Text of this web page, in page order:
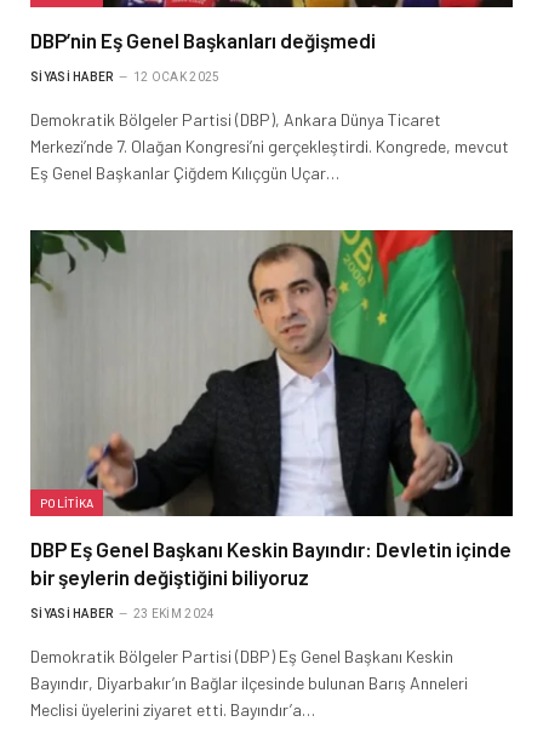
DBP’nin Eş Genel Başkanları değişmedi
SIYASI HABER 12 OCAK 2025
Demokratik Bölgeler Partisi (DBP), Ankara Dünya Ticaret
Merkezi’nde 7. Olağan Kongresi’ni gerçekleştirdi. Kongrede, mevcut
Eş Genel Başkanlar Çiğdem Kılıçgün Uçar…
POLITIKA
DBP Eş Genel Başkanı Keskin Bayındır: Devletin içinde
bir şeylerin değiştiğini biliyoruz
SIYASI HABER 23 EKIM 2024
Demokratik Bölgeler Partisi (DBP) Eş Genel Başkanı Keskin
Bayındır, Diyarbakır’ın Bağlar ilçesinde bulunan Barış Anneleri
Meclisi üyelerini ziyaret etti. Bayındır’a…